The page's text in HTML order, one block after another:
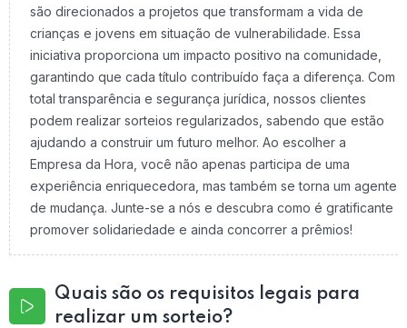
são direcionados a projetos que transformam a vida de
crianças e jovens em situação de vulnerabilidade. Essa
iniciativa proporciona um impacto positivo na comunidade,
garantindo que cada título contribuído faça a diferença. Com
total transparência e segurança jurídica, nossos clientes
podem realizar sorteios regularizados, sabendo que estão
ajudando a construir um futuro melhor. Ao escolher a
Empresa da Hora, você não apenas participa de uma
experiência enriquecedora, mas também se torna um agente
de mudança. Junte-se a nós e descubra como é gratificante
promover solidariedade e ainda concorrer a prêmios!
Quais são os requisitos legais para
realizar um sorteio?